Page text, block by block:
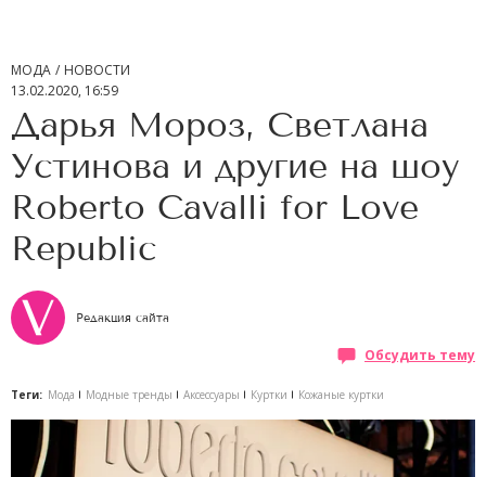
МОДА
НОВОСТИ
13.02.2020, 16:59
Дарья Мороз, Светлана
Устинова и другие на шоу
Roberto Cavalli for Love
Republic
Редакция сайта
Обсудить тему
Теги: Мода Модные тренды Аксессуары Куртки Кожаные куртки